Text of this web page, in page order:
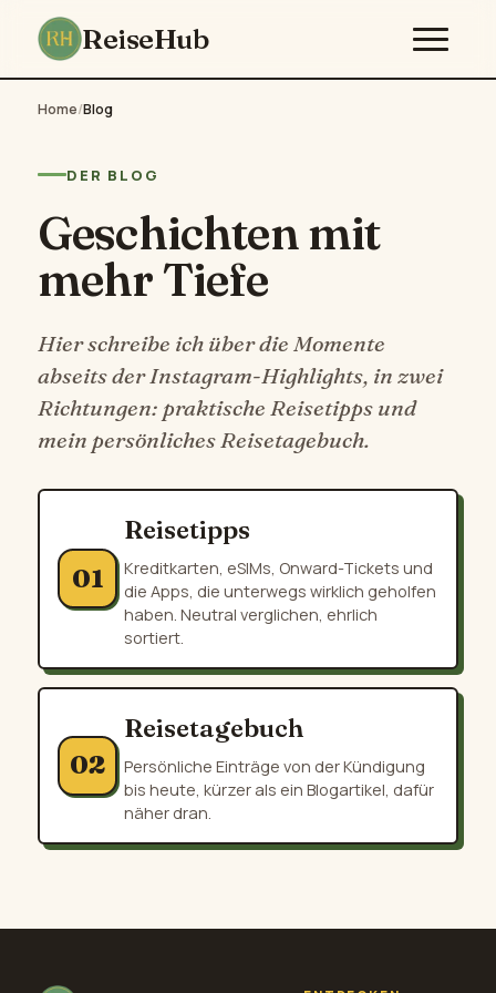
ReiseHub
Home/Blog
DER BLOG
Geschichten mit
mehr Tiefe
Hier schreibe ich über die Momente
abseits der Instagram-Highlights, in zwei
Richtungen: praktische Reisetipps und
mein persönliches Reisetagebuch.
01
Reisetipps
Kreditkarten, eSIMs, Onward-Tickets und
die Apps, die unterwegs wirklich geholfen
haben. Neutral verglichen, ehrlich
sortiert.
02
Reisetagebuch
Persönliche Einträge von der Kündigung
bis heute, kürzer als ein Blogartikel, dafür
näher dran.